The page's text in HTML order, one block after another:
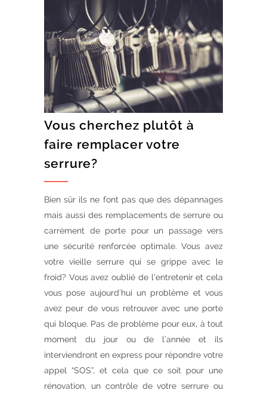
Vous cherchez plutôt à
faire remplacer votre
serrure?
Bien sûr ils ne font pas que des dépannages
mais aussi des remplacements de serrure ou
carrément de porte pour un passage vers
une sécurité renforcée optimale. Vous avez
votre vieille serrure qui se grippe avec le
froid? Vous avez oublié de l’entretenir et cela
vous pose aujourd’hui un problème et vous
avez peur de vous retrouver avec une porte
qui bloque. Pas de problème pour eux, à tout
moment du jour ou de l’année et ils
interviendront en express pour répondre votre
appel “SOS”, et cela que ce soit pour une
rénovation, un contrôle de votre serrure ou